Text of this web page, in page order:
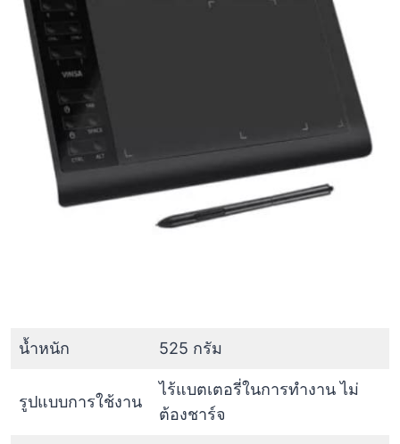
น้ำหนัก 525 กรัม
รูปแบบการใช้งาน
ไร้แบตเตอรี่ในการทำงาน ไม่
ต้องชาร์จ